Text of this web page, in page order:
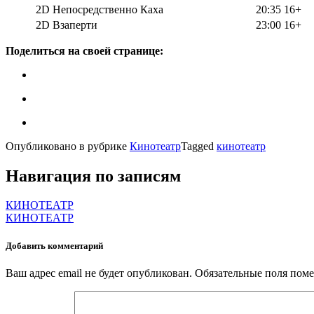
2D Непосредственно Каха
20:35 16+
2D Взаперти
23:00 16+
Поделиться на своей странице:
Опубликовано в рубрике КинотеатрTagged кинотеатр
Навигация по записям
КИНОТЕАТР
КИНОТЕАТР
Добавить комментарий
Ваш адрес email не будет опубликован. Обязательные поля